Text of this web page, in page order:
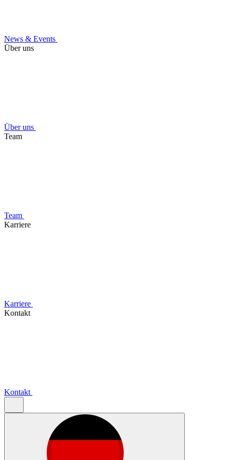
News & Events
Über uns
Über uns
Team
Team
Karriere
Karriere
Kontakt
Kontakt